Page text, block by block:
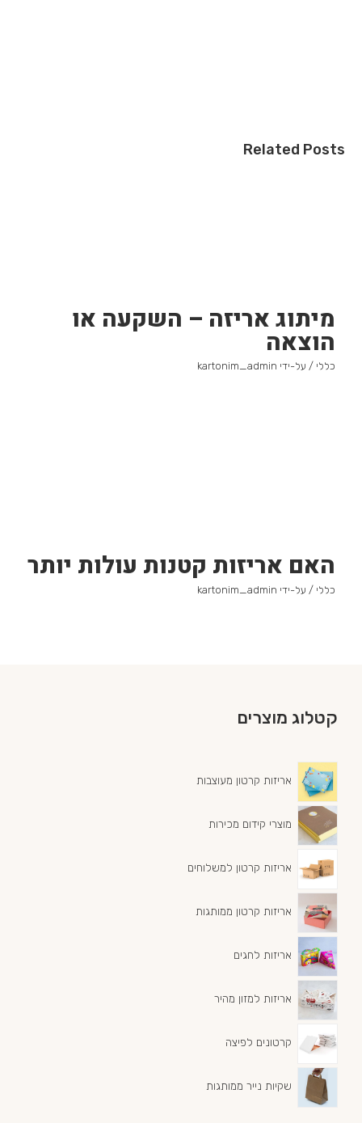
Related Posts
מיתוג אריזה – השקעה או
הוצאה
כללי / על-ידי kartonim_admin
האם אריזות קטנות עולות יותר
כללי / על-ידי kartonim_admin
קטלוג מוצרים
אריזות קרטון מעוצבות
מוצרי קידום מכירות
אריזות קרטון למשלוחים
אריזות קרטון ממותגות
אריזות לחגים
אריזות למזון מהיר
קרטונים לפיצה
שקיות נייר ממותגות